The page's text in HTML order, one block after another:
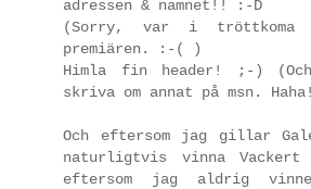
adressen & namnet!! :-D
(Sorry, var i tröttkoma
premiären. :-( )
Himla fin header! ;-)
skriva om annat på msn.
Och eftersom jag gillar
naturligtvis vinna Vackert
eftersom jag aldrig